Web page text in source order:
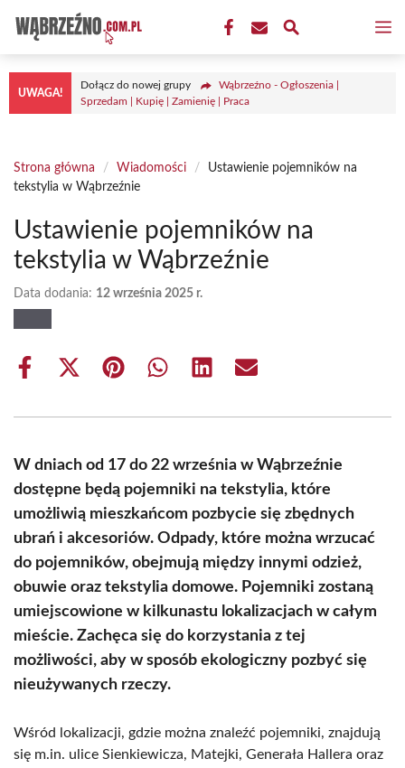
treści
UWAGA!
Dołącz do nowej grupy
Wąbrzeźno - Ogłoszenia |
Sprzedam | Kupię | Zamienię | Praca
Strona główna / Wiadomości /
Ustawienie pojemników na
tekstylia w Wąbrzeźnie
Ustawienie pojemników na
tekstylia w Wąbrzeźnie
Data dodania: 12 września 2025 r.
Share
Share
(Twitter)
Share Share Share Share
W dniach od 17 do 22 września w Wąbrzeźnie
dostępne będą pojemniki na tekstylia, które
umożliwią mieszkańcom pozbycie się zbędnych
ubrań i akcesoriów. Odpady, które można wrzucać
do pojemników, obejmują między innymi odzież,
obuwie oraz tekstylia domowe. Pojemniki zostaną
umiejscowione w kilkunastu lokalizacjach w całym
mieście. Zachęca się do korzystania z tej
możliwości, aby w sposób ekologiczny pozbyć się
nieużywanych rzeczy.
Wśród lokalizacji, gdzie można znaleźć pojemniki, znajdują
się m.in. ulice Sienkiewicza, Matejki, Generała Hallera oraz